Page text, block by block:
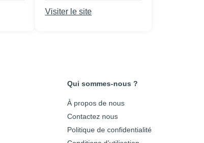
Visiter le site
Qui sommes-nous ?
À propos de nous
Contactez nous
Politique de confidentialité